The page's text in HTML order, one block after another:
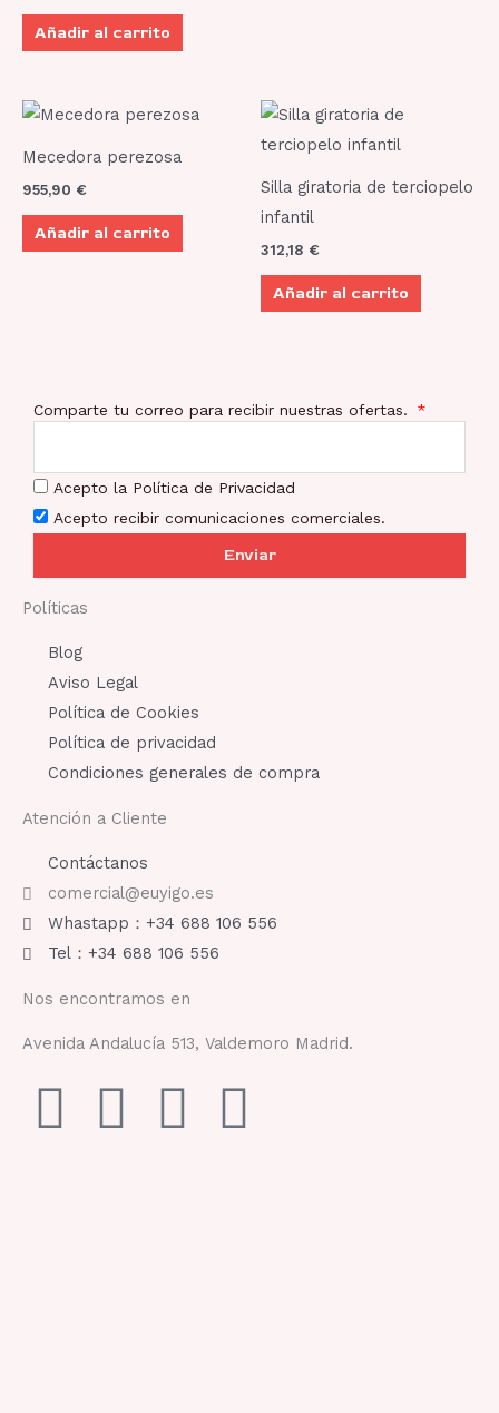
Añadir al carrito
Mecedora perezosa
955,90 €
Añadir al carrito
Silla giratoria de terciopelo
infantil
312,18 €
Añadir al carrito
Comparte tu correo para recibir nuestras ofertas.
Acepto la Política de Privacidad
Acepto recibir comunicaciones comerciales.
Enviar
Políticas
Blog
Aviso Legal
Política de Cookies
Política de privacidad
Condiciones generales de compra
Atención a Cliente
Contáctanos
comercial@euyigo.es
Whastapp：+34 688 106 556
Tel：+34 688 106 556
Nos encontramos en
Avenida Andalucía 513, Valdemoro Madrid.
F
I
Y
T